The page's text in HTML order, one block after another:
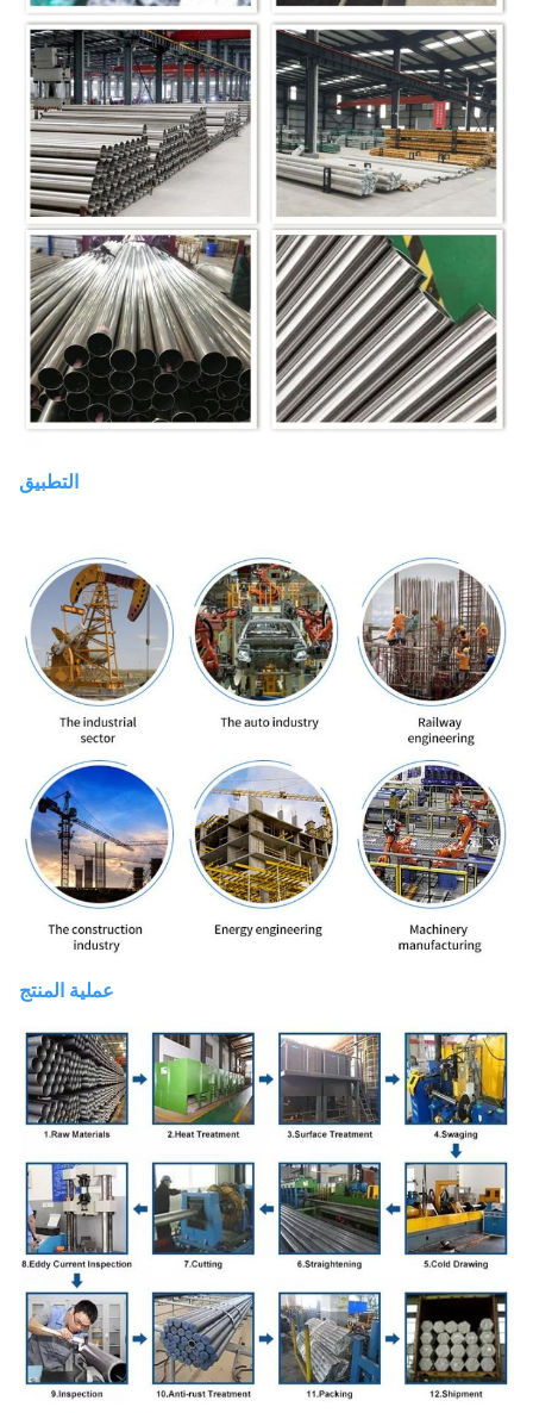
التطبيق
عملية المنتج